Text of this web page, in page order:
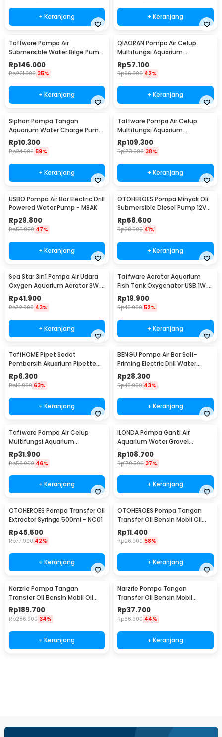
+ Keranjang + Keranjang
Taffware Pompa Air
Submersible Water Bilge Pump
12V - BL-2512SI
Rp146.000
Rp221.900 35%
+ Keranjang
QIAORAN Pompa Air Celup
Multifungsi Aquarium
Submersible Pump 5V 2.4W -
QR50A
Rp57.100
Rp96.900 42%
+ Keranjang
Siphon Pompa Tangan
Aquarium Water Charge Pump
1.7M - NC02
Rp10.300
Rp24.900 59%
+ Keranjang
Taffware Pompa Air Celup
Multifungsi Aquarium
Submersible Pump 12V 30W -
ZYW890
Rp109.300
Rp173.900 38%
+ Keranjang
USBO Pompa Air Bor Electric Drill
Powered Water Pump - M8AK
Rp29.800
Rp55.900 47%
+ Keranjang
OTOHEROES Pompa Minyak Oli
Submersible Diesel Pump 12V
51mm - BXG38
Rp58.600
Rp98.900 41%
+ Keranjang
Sea Star 3in1 Pompa Air Udara
Oxygen Aquarium Aerator 3W -
HX-1100L
Rp41.900
Rp72.900 43%
+ Keranjang
Taffware Aerator Aquarium
Fish Tank Oxygenator USB 1W -
AB479
Rp19.900
Rp40.900 52%
+ Keranjang
TaffHOME Pipet Sedot
Pembersih Akuarium Pipette
Siphone Pump 30ml - NC03
Rp6.300
Rp16.900 63%
+ Keranjang
BENGU Pompa Air Bor Self-
Priming Electric Drill Water
Pump - JET101
Rp28.300
Rp48.900 43%
+ Keranjang
Taffware Pompa Air Celup
Multifungsi Aquarium
Submersible Pump 9V 3W -
1020
Rp31.900
Rp58.900 46%
+ Keranjang
iLONDA Pompa Ganti Air
Aquarium Water Gravel
Cleaner Pump 520L/H - L68
Rp108.700
Rp170.900 37%
+ Keranjang
OTOHEROES Pompa Transfer Oil
Extractor Syringe 500ml - NC01
Rp45.500
Rp77.900 42%
+ Keranjang
OTOHEROES Pompa Tangan
Transfer Oli Bensin Mobil Oil
Extractor Selang 1M - NC02
Rp11.400
Rp26.900 58%
+ Keranjang
NarzrIe Pompa Tangan
Transfer Oli Bensin Mobil Oil
Extractor 1.5L - NC03
Rp189.700
Rp286.900 34%
+ Keranjang
NarzrIe Pompa Tangan
Transfer Oli Bensin Mobil
Extractor 200ml - NC25
Rp37.700
Rp66.900 44%
+ Keranjang